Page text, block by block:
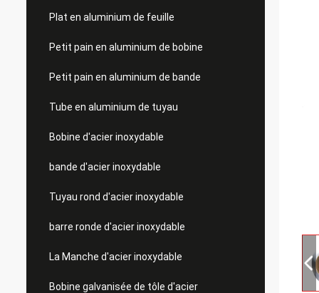
Plat en aluminium de feuille
Petit pain en aluminium de bobine
Petit pain en aluminium de bande
Tube en aluminium de tuyau
Bobine d'acier inoxydable
bande d'acier inoxydable
Tuyau rond d'acier inoxydable
barre ronde d'acier inoxydable
La Manche d'acier inoxydable
Bobine galvanisée de tôle d'acier